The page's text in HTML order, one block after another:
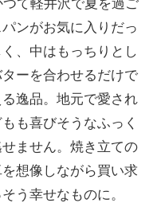
て軽井沢で夏を過ご
ンがお気に入りだっ
、中はもっちりとし
ーを合わせるだけで
逸品。地元で愛され
も喜びそうなふっく
ません。焼き立ての
想像しながら買い求
う幸せなものに。